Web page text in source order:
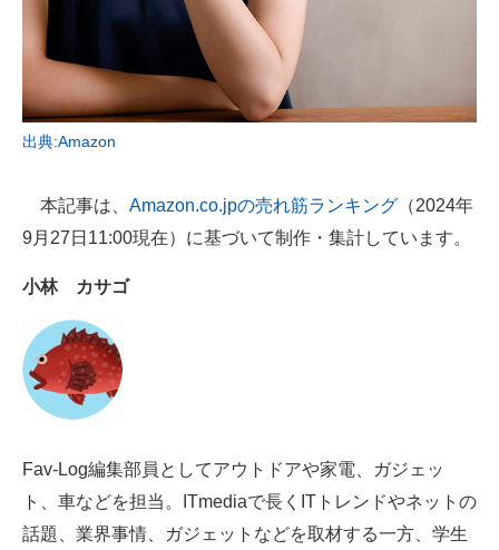
経営リーダーのコミュニティ
マーケ×ITの今がよく分かる
IT製品の技術・比較・事例
製造業のIT導入・活用を支援
モノづくり技術者専門サイト
エレクトロニクス専門サイト
電子設計の基本と応用
エネルギーの専門メディア
建設×テクノロジーの最前線
出典:Amazon
本記事は、 Amazon.co.jpの売れ筋ランキング （2024年
9月27日11:00現在）に基づいて制作・集計しています。
小林 カサゴ
Fav-Log編集部員としてアウトドアや家電、ガジェッ
ト、車などを担当。ITmediaで長くITトレンドやネットの
話題、業界事情、ガジェットなどを取材する一方、学生